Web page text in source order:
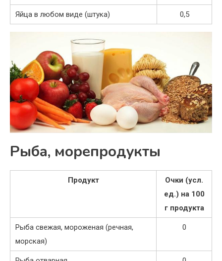
Яйца в любом виде (штука) 0,5
Рыба, морепродукты
Продукт
Очки (усл.
ед.) на 100
г продукта
Рыба свежая, мороженая (речная,
морская)
0